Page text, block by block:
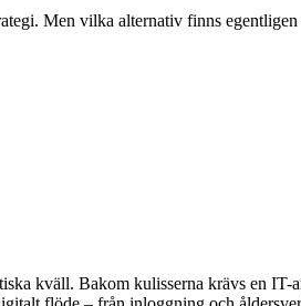
Men vilka alternativ finns
kväll. Bakom kulisserna krävs en